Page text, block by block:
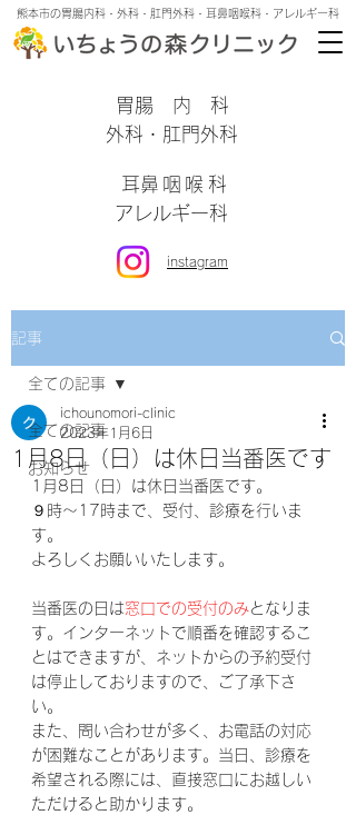
熊本市の胃腸内科・外科・肛門外科・耳鼻咽喉科・アレルギー科
​胃腸内科
外科・肛門外科
​耳鼻咽喉科
アレルギー科
instagram
記事
全ての記事
お知らせ
全ての記事
1月8日（日）は休日当番医です
ichounomori-clinic
2023年1月6日
1月8日（日）は休日当番医です。
９時～17時まで、受付、診療を行いま
す。
よろしくお願いいたします。
当番医の日は窓口での受付のみとなりま
す。インターネットで順番を確認するこ
とはできますが、ネットからの予約受付
は停止しておりますので、ご了承下さ
い。
また、問い合わせが多く、お電話の対応
が困難なことがあります。当日、診療を
希望される際には、直接窓口にお越しい
ただけると助かります。